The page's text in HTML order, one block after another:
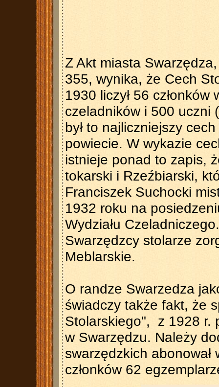
Z Akt miasta
355, wynika, że Cech
1930 liczył 56
czeladników i 500 uczni
był to najliczniejszy
powiecie. W wykazie
istnieje ponad to zapis,
tokarski i Rzeźbiarski,
Franciszek Suchocki
1932 roku na
Wydziału
Swarzędzcy stolarze
Meblarskie.
O randze Swarzedza
świadczy także fakt, że
Stolarskiego", z 1928 r.
w Swarzędzu. Należy
swarzędzkich
członków 62